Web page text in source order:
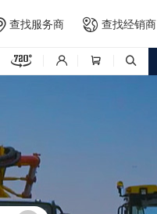
查找服务商  查找经销商
   